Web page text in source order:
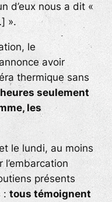
d’eux nous a dit «
».
le
avoir
thermique sans
seulement
les
le lundi, au moins
présents
: tous témoignent